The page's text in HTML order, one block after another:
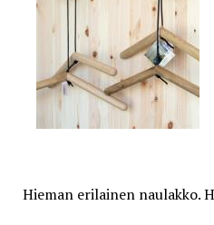
Hieman erilainen naulakko.